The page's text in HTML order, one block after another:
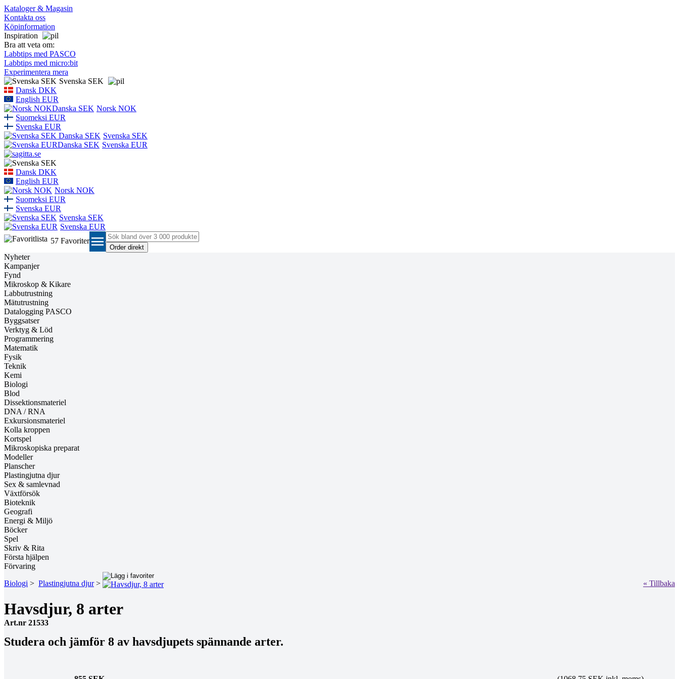
Kataloger & Magasin
Kontakta oss
Köpinformation
Inspiration
Bra att veta om:
Labbtips med PASCO
Labbtips med micro:bit
Experimentera mera
Svenska SEK
Dansk DKK
English EUR
Norsk NOK
Suomeksi EUR
Svenska EUR
Svenska SEK
Svenska EUR
Dansk DKK
English EUR
Norsk NOK
Suomeksi EUR
Svenska EUR
Svenska SEK
Svenska EUR
57 Favoriter menu
Nyheter
Kampanjer
Fynd
Mikroskop & Kikare
Labbutrustning
Mätutrustning
Datalogging PASCO
Byggsatser
Verktyg & Löd
Programmering
Matematik
Fysik
Teknik
Kemi
Biologi
Blod
Dissektionsmateriel
DNA / RNA
Exkursionsmateriel
Kolla kroppen
Kortspel
Mikroskopiska preparat
Modeller
Planscher
Plastingjutna djur
Sex & samlevnad
Växtförsök
Bioteknik
Geografi
Energi & Miljö
Böcker
Spel
Skriv & Rita
Första hjälpen
Förvaring
Biologi > Plastingjutna djur> « Tillbaka
Havsdjur, 8 arter
Art.nr 21533
Studera och jämför 8 av havsdjupets spännande arter.